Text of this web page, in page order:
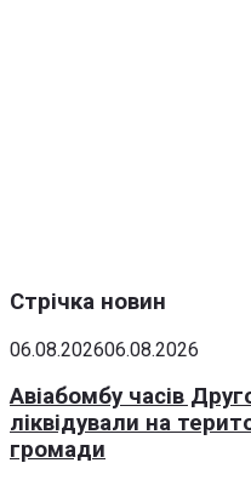
Стрічка новин
06.08.202606.08.2026
Авіабомбу часів
ліквідували на
громади